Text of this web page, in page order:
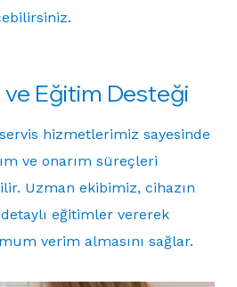
Eğitim Desteği
hizmetlerimiz sayesinde
ve onarım süreçleri
Uzman ekibimiz, cihazın
eğitimler vererek
verim almasını sağlar.